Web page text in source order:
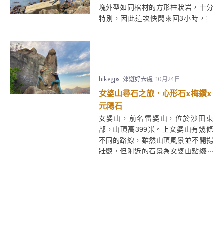
塊外型如同棺材的方形柱狀岩，十分
特別，因此這次快閃來回3小時，探
hikegps 郊遊好去處 10月24日
女婆山尋石之旅．心形石x梅鑽x
元陽石
女婆山，前名雷婆山，位於沙田東
部，山頂高399米。上女婆山有幾條
不同的路線，雖然山頂風景並不開揚
壯觀，但附近的石景為女婆山點綴不